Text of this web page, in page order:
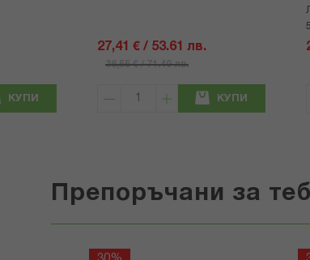
КУПИ
27,41 € / 53.61 лв.
36,55 € / 71.49 лв.
КУПИ
Препоръчани за теб